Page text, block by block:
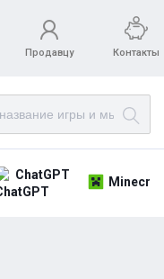
Продавцу Контакты
ChatGPT